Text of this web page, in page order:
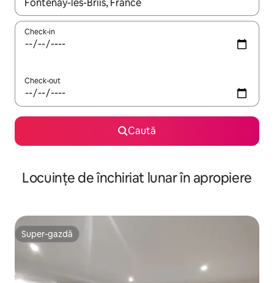
Check-in
Check-out
Caută
Locuințe de închiriat lunar în apropiere
Super-gazdă
Super-gazdă